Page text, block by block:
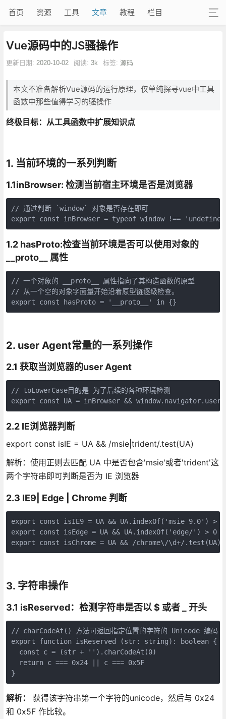
首页 资源 工具 文章 教程 栏目
Vue源码中的JS骚操作
更新日期: 2020-10-02 阅读: 3k 标签: 源码
本文不准备解析Vue源码的运行原理，仅单纯探寻vue中工具
函数中那些值得学习的骚操作
终极目标：从工具函数中扩展知识点
1. 当前环境的一系列判断
1.1inBrowser: 检测当前宿主环境是否是浏览器
// 通过判断 `window` 对象是否存在即可
export const inBrowser = typeof window !==
1.2 hasProto:检查当前环境是否可以使用对象的
__proto__ 属性
// 一个对象的 __proto__ 属性指向了其构造函数的原型
// 从一个空的对象字面量开始沿着原型链逐级检查。
export const hasProto = '__proto__' in {}
2. user Agent常量的一系列操作
2.1 获取当浏览器的user Agent
// toLowerCase目的是 为了后续的各种环境检测
export const UA = inBrowser &&
2.2 IE浏览器判断
export const isIE = UA && /msie|trident/.test(UA)
解析：使用正则去匹配 UA 中是否包含'msie'或者'trident'这
两个字符串即可判断是否为 IE 浏览器
2.3 IE9| Edge | Chrome 判断
export const isIE9 = UA && UA.indexOf('msie 9.0') > 0
export const isEdge = UA && UA.indexOf('edge/') > 0
export const isChrome = UA && /chrome\/\d+/.test(UA)
3. 字符串操作
3.1 isReserved：检测字符串是否以 $ 或者 _ 开头
// charCodeAt() 方法可返回指定位置的字符的 Unicode 编码
export function isReserved (str: string): boolean {
  const c = (str + '').charCodeAt(0)
  return c === 0x24 || c === 0x5F
}
解析：
获得该字符串第一个字符的unicode，然后与 0x24
和 0x5F 作比较。